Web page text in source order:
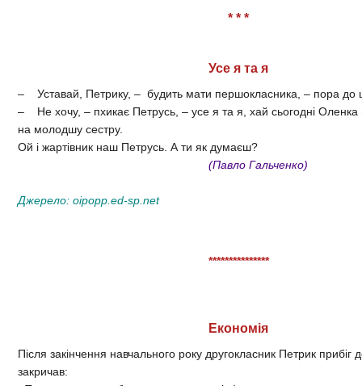
* * *
Усе я та я
– Уставай, Петрику, – будить мати першокласника, – пора до
– Не хочу, – пхикає Петрусь, – усе я та я, хай сьогодні Оленка
на молодшу сестру.
Ой і жартівник наш Петрусь. А ти як думаєш?
(Павло Гальченко)
Джерело: oipopp.ed-sp.net
***************
Економія
Після закінчення навчального року другокласник Петрик прибіг
закричав: